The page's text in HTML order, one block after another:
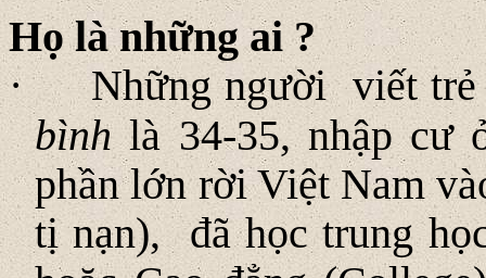
Họ là những ai ?
·
Những người viết
bìnhlà 34-35, nhập
phần lớn rời Việt Nam
tị nạn), đã học trung